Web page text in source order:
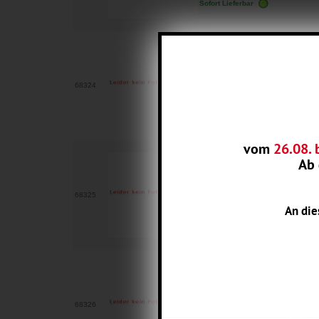
Sofort Lieferbar
68324
68325
S2-FX25 Kosamene Bronce Pearl FX
S2-FX25 Kosamene Bronce Pearl
Base Lacke farblich eingestellt.
68326
vom 26.08.
Ab
An